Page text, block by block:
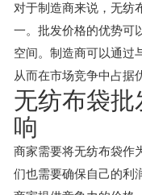
对于制造商来说，无纺
一。批发价格的优势可
空间。制造商可以通过
从而在市场竞争中占据
无纺布袋
响
商家需要将无纺布袋作
们也需要确保自己的利